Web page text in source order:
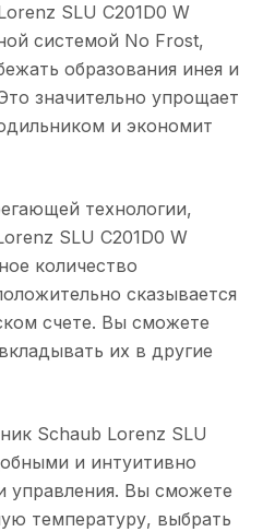
SLU C201D0 W
системой No Frost,
образования инея и
значительно упрощает
и экономит
технологии,
SLU C201D0 W
количество
сказывается
счете. Вы сможете
их в другие
Schaub Lorenz SLU
и интуитивно
управления. Вы сможете
температуру, выбрать